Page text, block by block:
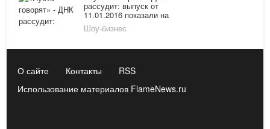
рассудит: выпуск от
11.01.2016 показали на
Первом канале онлайн
Шоу-бизнес
О сайте Контакты
RSS
Использование материалов FlameNews.ru